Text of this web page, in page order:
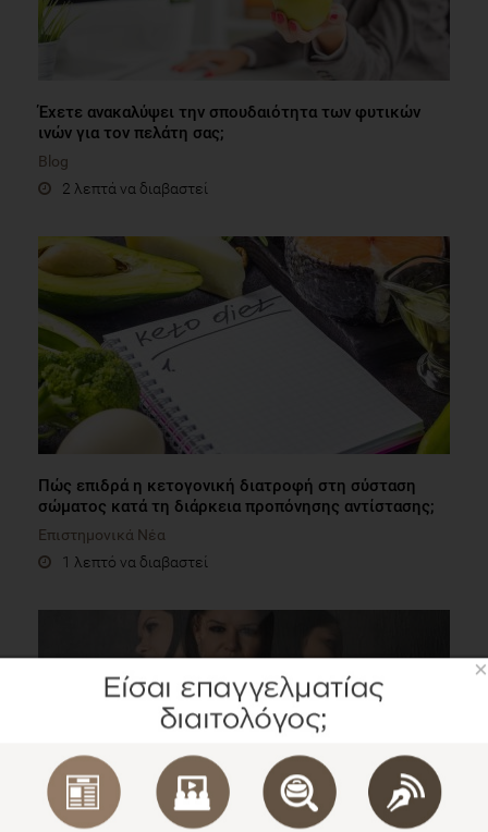
Έχετε ανακαλύψει την σπουδαιότητα των φυτικών
ινών για τον πελάτη σας;
Blog
2 λεπτά να διαβαστεί
Πώς επιδρά η κετογονική διατροφή στη σύσταση
σώματος κατά τη διάρκεια προπόνησης αντίστασης;
Επιστημονικά Νέα
1 λεπτό να διαβαστεί
×